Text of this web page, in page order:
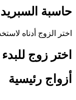
حاسبة السبريد
اختر الزوج أدناه
اختر زوج للبدء
أزواج رئيسية